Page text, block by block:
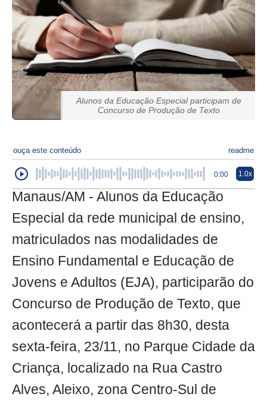
Alunos da Educação Especial participam de
Concurso de Produção de Texto
ouça este conteúdo readme
0:00 1.0x
Manaus/AM - Alunos da Educação
Especial da rede municipal de ensino,
matriculados nas modalidades de
Ensino Fundamental e Educação de
Jovens e Adultos (EJA), participarão do
Concurso de Produção de Texto, que
acontecerá a partir das 8h30, desta
sexta-feira, 23/11, no Parque Cidade da
Criança, localizado na Rua Castro
Alves, Aleixo, zona Centro-Sul de